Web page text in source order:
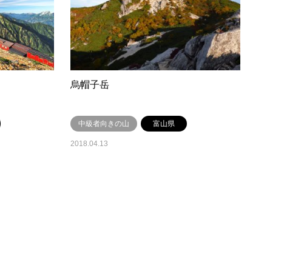
烏帽子岳
中級者向きの山 富山県
2018.04.13